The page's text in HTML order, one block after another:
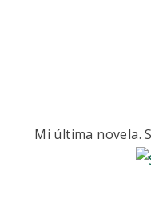
Mi última novela.